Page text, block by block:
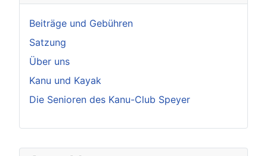
Beiträge und Gebühren
Satzung
Über uns
Kanu und Kayak
Die Senioren des Kanu-Club Speyer